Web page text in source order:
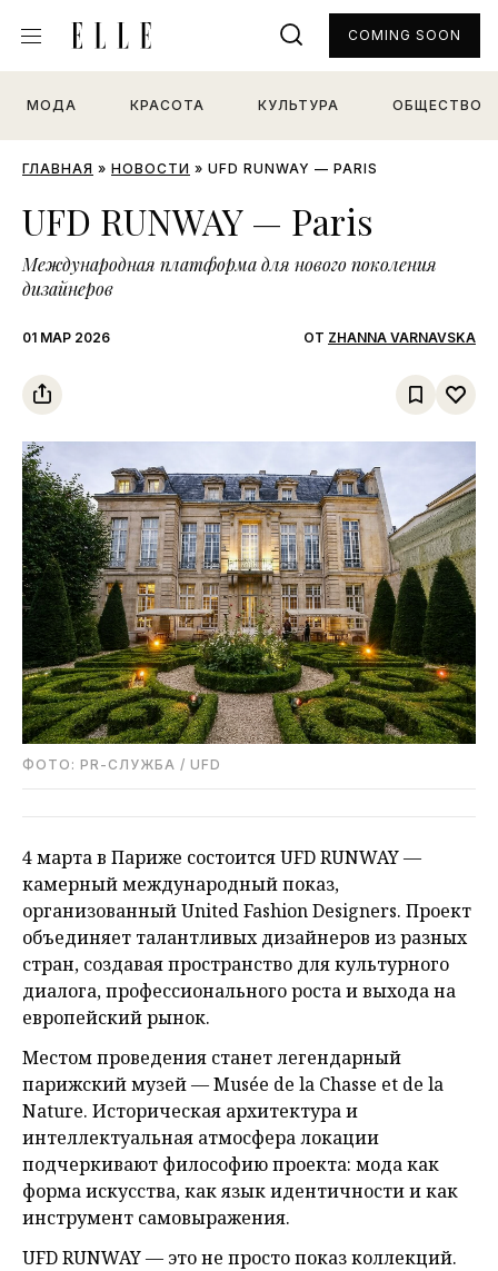
МОДА КРАСОТА КУЛЬТУРА ОБЩЕСТВО
COMING SOON
ГЛАВНАЯ » НОВОСТИ » UFD RUNWAY — PARIS
UFD RUNWAY — Paris
Международная платформа для нового поколения
дизайнеров
01 МАР 2026 ОТ ZHANNA VARNAVSKA
ФОТО: PR-СЛУЖБА / UFD
4 марта в Париже состоится UFD RUNWAY —
камерный международный показ,
организованный United Fashion Designers. Проект
объединяет талантливых дизайнеров из разных
стран, создавая пространство для культурного
диалога, профессионального роста и выхода на
европейский рынок.
Местом проведения станет легендарный
парижский музей — Musée de la Chasse et de la
Nature. Историческая архитектура и
интеллектуальная атмосфера локации
подчеркивают философию проекта: мода как
форма искусства, как язык идентичности и как
инструмент самовыражения.
UFD RUNWAY — это не просто показ коллекций.